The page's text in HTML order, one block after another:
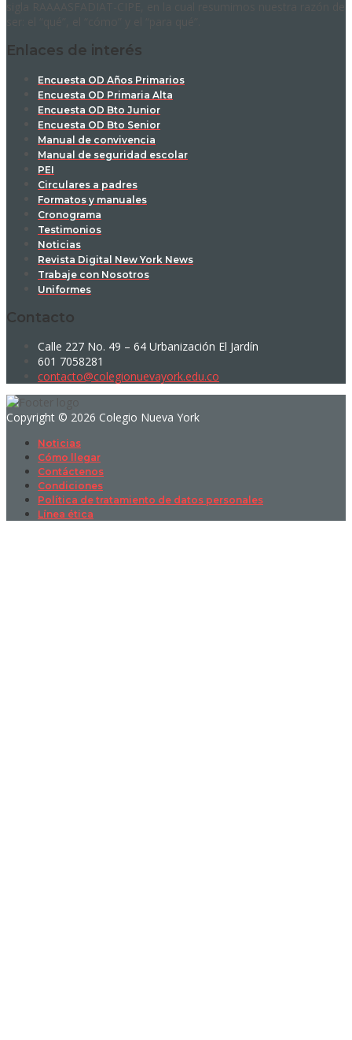
Enlaces de interés
Encuesta OD Años Primarios
Encuesta OD Primaria Alta
Encuesta OD Bto Junior
Encuesta OD Bto Senior
Manual de convivencia
Manual de seguridad escolar
PEI
Circulares a padres
Formatos y manuales
Cronograma
Testimonios
Noticias
Revista Digital New York News
Trabaje con Nosotros
Uniformes
Contacto
Calle 227 No. 49 – 64 Urbanización El Jardín
601 7058281
contacto@colegionuevayork.edu.co
Copyright © 2026 Colegio Nueva York
Noticias
Cómo llegar
Contáctenos
Condiciones
Política de tratamiento de datos personales
Línea ética